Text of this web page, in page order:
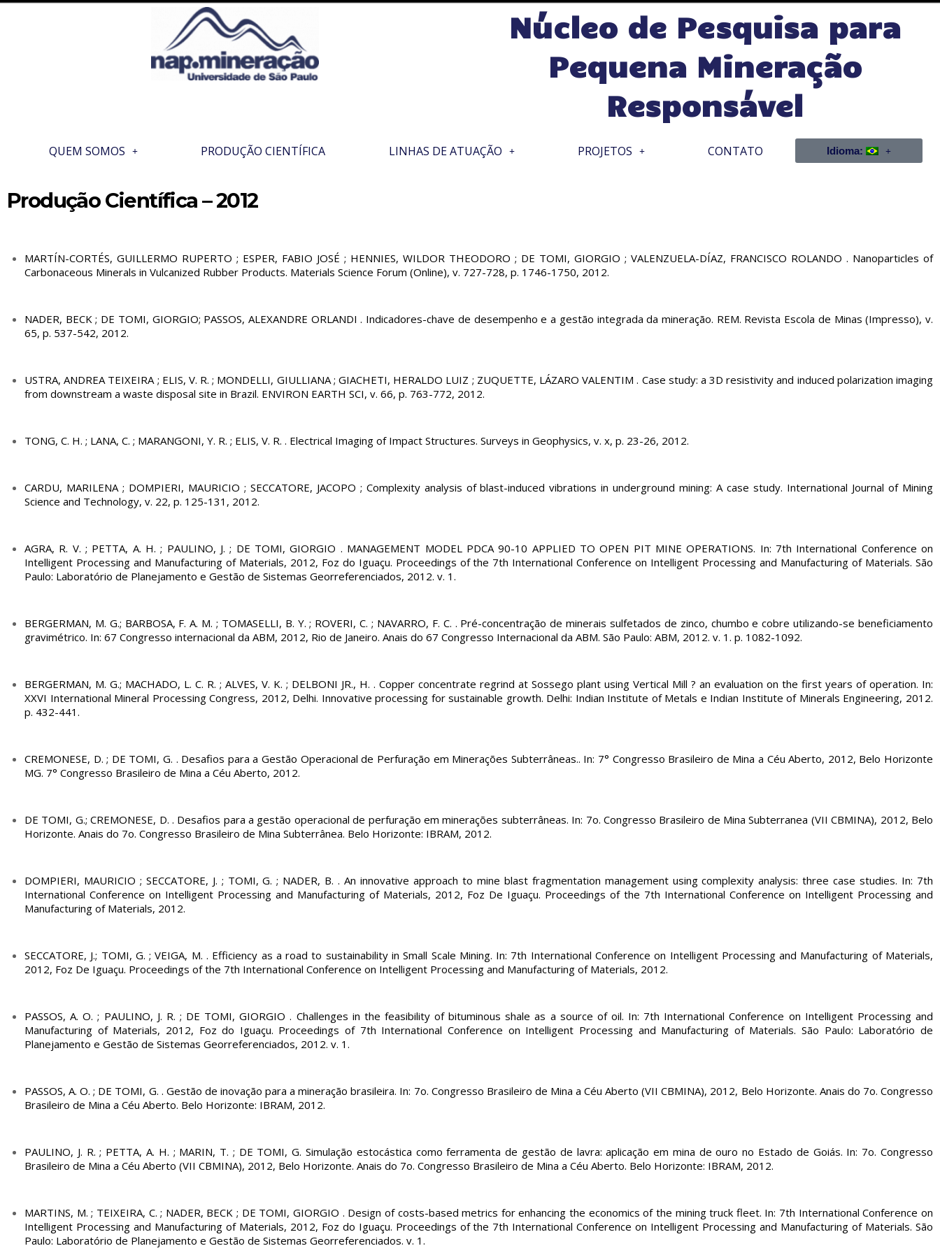
Núcleo de Pesquisa para
Pequena Mineração
Responsável
QUEM SOMOS PRODUÇÃO CIENTÍFICA LINHAS DE ATUAÇÃO PROJETOS CONTATO Idioma:
Produção Científica – 2012
MARTÍN-CORTÉS, GUILLERMO RUPERTO ; ESPER, FABIO JOSÉ ; HENNIES, WILDOR THEODORO ; DE TOMI, GIORGIO ; VALENZUELA-DÍAZ, FRANCISCO ROLANDO . Nanoparticles of
Carbonaceous Minerals in Vulcanized Rubber Products. Materials Science Forum (Online), v. 727-728, p. 1746-1750, 2012.
NADER, BECK ; DE TOMI, GIORGIO; PASSOS, ALEXANDRE ORLANDI . Indicadores-chave de desempenho e a gestão integrada da mineração. REM. Revista Escola de Minas (Impresso), v.
65, p. 537-542, 2012.
USTRA, ANDREA TEIXEIRA ; ELIS, V. R. ; MONDELLI, GIULLIANA ; GIACHETI, HERALDO LUIZ ; ZUQUETTE, LÁZARO VALENTIM . Case study: a 3D resistivity and induced polarization imaging
from downstream a waste disposal site in Brazil. ENVIRON EARTH SCI, v. 66, p. 763-772, 2012.
TONG, C. H. ; LANA, C. ; MARANGONI, Y. R. ; ELIS, V. R. . Electrical Imaging of Impact Structures. Surveys in Geophysics, v. x, p. 23-26, 2012.
CARDU, MARILENA ; DOMPIERI, MAURICIO ; SECCATORE, JACOPO ; Complexity analysis of blast-induced vibrations in underground mining: A case study. International Journal of Mining
Science and Technology, v. 22, p. 125-131, 2012.
AGRA, R. V. ; PETTA, A. H. ; PAULINO, J. ; DE TOMI, GIORGIO . MANAGEMENT MODEL PDCA 90-10 APPLIED TO OPEN PIT MINE OPERATIONS. In: 7th International Conference on
Intelligent Processing and Manufacturing of Materials, 2012, Foz do Iguaçu. Proceedings of the 7th International Conference on Intelligent Processing and Manufacturing of Materials. São
Paulo: Laboratório de Planejamento e Gestão de Sistemas Georreferenciados, 2012. v. 1.
BERGERMAN, M. G.; BARBOSA, F. A. M. ; TOMASELLI, B. Y. ; ROVERI, C. ; NAVARRO, F. C. . Pré-concentração de minerais sulfetados de zinco, chumbo e cobre utilizando-se beneficiamento
gravimétrico. In: 67 Congresso internacional da ABM, 2012, Rio de Janeiro. Anais do 67 Congresso Internacional da ABM. São Paulo: ABM, 2012. v. 1. p. 1082-1092.
BERGERMAN, M. G.; MACHADO, L. C. R. ; ALVES, V. K. ; DELBONI JR., H. . Copper concentrate regrind at Sossego plant using Vertical Mill ? an evaluation on the first years of operation. In:
XXVI International Mineral Processing Congress, 2012, Delhi. Innovative processing for sustainable growth. Delhi: Indian Institute of Metals e Indian Institute of Minerals Engineering, 2012.
p. 432-441.
CREMONESE, D. ; DE TOMI, G. . Desafios para a Gestão Operacional de Perfuração em Minerações Subterrâneas.. In: 7° Congresso Brasileiro de Mina a Céu Aberto, 2012, Belo Horizonte
MG. 7° Congresso Brasileiro de Mina a Céu Aberto, 2012.
DE TOMI, G.; CREMONESE, D. . Desafios para a gestão operacional de perfuração em minerações subterrâneas. In: 7o. Congresso Brasileiro de Mina Subterranea (VII CBMINA), 2012, Belo
Horizonte. Anais do 7o. Congresso Brasileiro de Mina Subterrânea. Belo Horizonte: IBRAM, 2012.
DOMPIERI, MAURICIO ; SECCATORE, J. ; TOMI, G. ; NADER, B. . An innovative approach to mine blast fragmentation management using complexity analysis: three case studies. In: 7th
International Conference on Intelligent Processing and Manufacturing of Materials, 2012, Foz De Iguaçu. Proceedings of the 7th International Conference on Intelligent Processing and
Manufacturing of Materials, 2012.
SECCATORE, J.; TOMI, G. ; VEIGA, M. . Efficiency as a road to sustainability in Small Scale Mining. In: 7th International Conference on Intelligent Processing and Manufacturing of Materials,
2012, Foz De Iguaçu. Proceedings of the 7th International Conference on Intelligent Processing and Manufacturing of Materials, 2012.
PASSOS, A. O. ; PAULINO, J. R. ; DE TOMI, GIORGIO . Challenges in the feasibility of bituminous shale as a source of oil. In: 7th International Conference on Intelligent Processing and
Manufacturing of Materials, 2012, Foz do Iguaçu. Proceedings of 7th International Conference on Intelligent Processing and Manufacturing of Materials. São Paulo: Laboratório de
Planejamento e Gestão de Sistemas Georreferenciados, 2012. v. 1.
PASSOS, A. O. ; DE TOMI, G. . Gestão de inovação para a mineração brasileira. In: 7o. Congresso Brasileiro de Mina a Céu Aberto (VII CBMINA), 2012, Belo Horizonte. Anais do 7o. Congresso
Brasileiro de Mina a Céu Aberto. Belo Horizonte: IBRAM, 2012.
PAULINO, J. R. ; PETTA, A. H. ; MARIN, T. ; DE TOMI, G. Simulação estocástica como ferramenta de gestão de lavra: aplicação em mina de ouro no Estado de Goiás. In: 7o. Congresso
Brasileiro de Mina a Céu Aberto (VII CBMINA), 2012, Belo Horizonte. Anais do 7o. Congresso Brasileiro de Mina a Céu Aberto. Belo Horizonte: IBRAM, 2012.
MARTINS, M. ; TEIXEIRA, C. ; NADER, BECK ; DE TOMI, GIORGIO . Design of costs-based metrics for enhancing the economics of the mining truck fleet. In: 7th International Conference on
Intelligent Processing and Manufacturing of Materials, 2012, Foz do Iguaçu. Proceedings of the 7th International Conference on Intelligent Processing and Manufacturing of Materials. São
Paulo: Laboratório de Planejamento e Gestão de Sistemas Georreferenciados. v. 1.